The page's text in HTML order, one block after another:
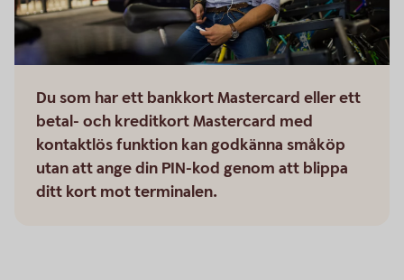
Du som har ett bankkort Mastercard eller ett
betal- och kreditkort Mastercard med
kontaktlös funktion kan godkänna småköp
utan att ange din PIN-kod genom att blippa
ditt kort mot terminalen.